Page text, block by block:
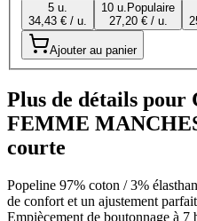
5 u.
34,43 € / u.
10 u. Populaire
27,20 € / u.
Ajouter au panier
Plus de détails
FEMME
courte
Popeline 97% coton / 3%
de confort et un ajustement
Empiècement de boutonnage à 7